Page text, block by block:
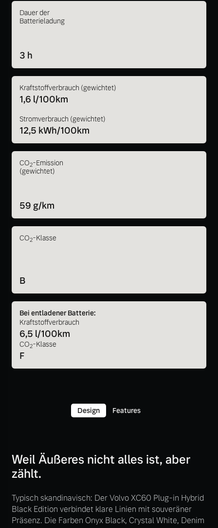
Dauer der
Batterieladung
3 h
Kraftstoffverbrauch (gewichtet)
1,6 l/100km
Stromverbrauch (gewichtet)
12,5 kWh/100km
CO2-Emission
(gewichtet)
59 g/km
CO2-Klasse
B
Bei entladener Batterie:
Kraftstoffverbrauch
6,5 l/100km
CO2-Klasse
F
Design Features
Weil Äußeres nicht alles ist, aber
zählt.
Typisch skandinavisch: Der Volvo XC60 Plug-in Hybrid
Black Edition verbindet klare Linien mit souveräner
Präsenz. Die Farben Onyx Black, Crystal White, Denim